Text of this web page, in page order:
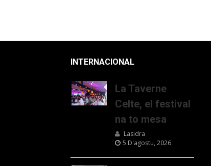
INTERNACIONAL
La Taverne
Celte, el festival
na to mesa
Lasidra
5 D'agostu, 2026